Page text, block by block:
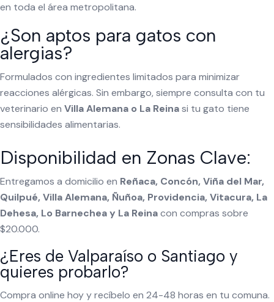
en toda el área metropolitana.
¿Son aptos para gatos con
alergias?
Formulados con ingredientes limitados para minimizar
reacciones alérgicas. Sin embargo, siempre consulta con tu
veterinario en Villa Alemana o La Reinasi tu gato tiene
sensibilidades alimentarias.
Disponibilidad en Zonas Clave:
Entregamos a domicilio en Reñaca, Concón, Viña del Mar,
Quilpué, Villa Alemana, Ñuñoa, Providencia, Vitacura, La
Dehesa, Lo Barnechea y La Reinacon compras sobre
$20.000.
¿Eres de Valparaíso o Santiago y
quieres probarlo?
Compra online hoy y recíbelo en 24-48 horas en tu comuna.